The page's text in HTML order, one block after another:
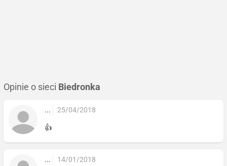
Opinie o sieci Biedronka
... 25/04/2018
👍
... 14/01/2018